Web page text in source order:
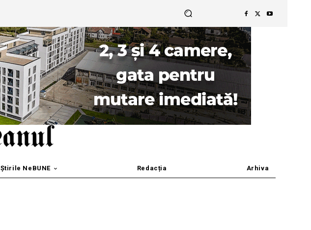
Știrile NeBUNE Redacția Arhiva